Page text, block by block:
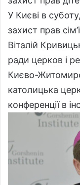
У Києві в
захист прав
Віталій
ради церков і
Києво-
католицька
конференції в